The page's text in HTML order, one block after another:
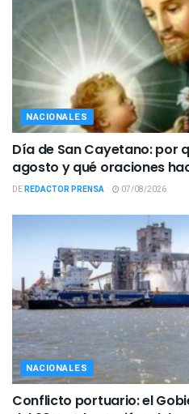
NACIONALES
Día de San Cayetano: por
agosto y qué oraciones
DEREDACTOR PRENSA 07/08/2026
NACIONALES
Conflicto portuario: el